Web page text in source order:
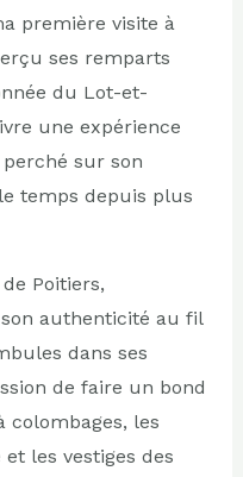
première visite à
ses remparts
du Lot-et-
une expérience
sur son
temps depuis plus
Poitiers,
authenticité au fil
dans ses
de faire un bond
colombages, les
les vestiges des